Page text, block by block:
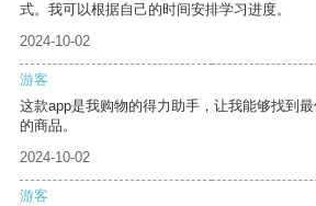
式。我可以根据自己的时间安排学习进度。
2024-10-02
游客
这款app是我购物的得力助手，让我能够找到
的商品。
2024-10-02
游客